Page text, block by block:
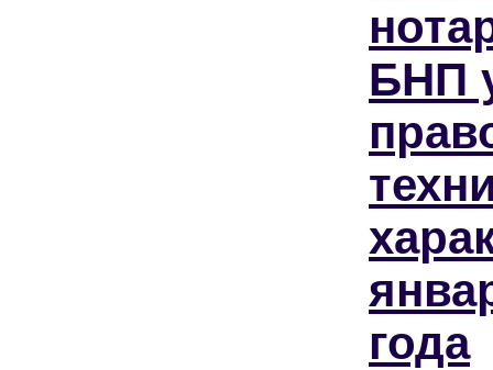
БНП
года